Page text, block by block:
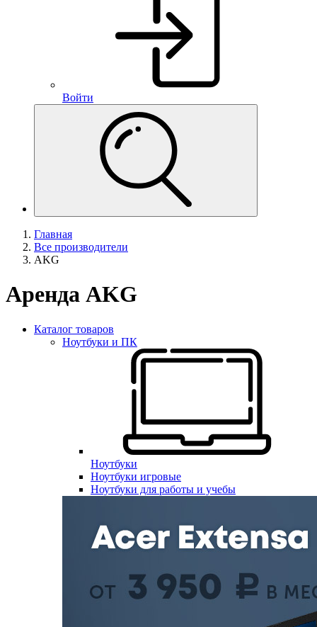
Войти
Главная
Все производители
AKG
Аренда AKG
Каталог товаров
Ноутбуки и ПК
Ноутбуки
Ноутбуки игровые
Ноутбуки для работы и учебы